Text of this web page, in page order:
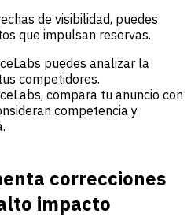
de visibilidad, puedes
que impulsan reservas.
puedes analizar la
competidores.
compara tu anuncio con
competencia y
correcciones
impacto